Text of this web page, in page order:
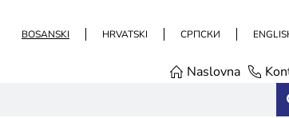
BOSANSKI HRVATSKI СРПСКИ
Naslovna